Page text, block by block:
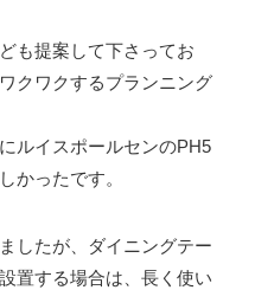
も提案して下さってお
クワクするプランニング
ルイスポールセンのPH5
かったです。
したが、ダイニングテー
置する場合は、長く使い